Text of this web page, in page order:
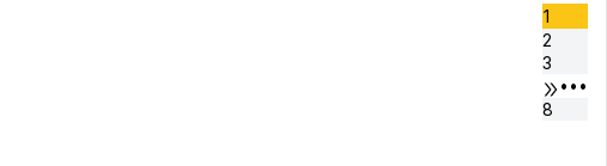
1
2
3
•••
8